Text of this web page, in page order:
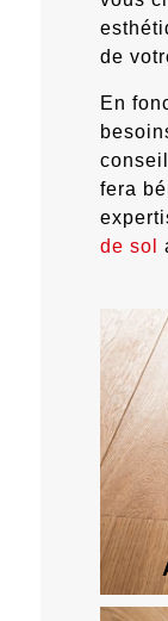
de
En
fera
de sol